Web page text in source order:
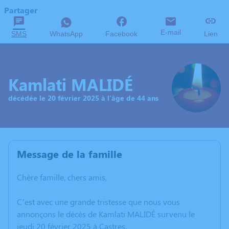
Partager
SMS WhatsApp Facebook E-mail Lien
Kamlati MALIDÉ
décédée le 20 février 2025 à l'âge de 44 ans
Message de la famille
Chère famille, chers amis,
C’est avec une grande tristesse que nous vous
annonçons le décès de Kamlati MALIDÉ survenu le
jeudi 20 février 2025 à Castres.